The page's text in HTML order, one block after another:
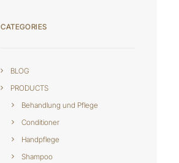
CATEGORIES
BLOG
PRODUCTS
Behandlung und Pflege
Conditioner
Handpflege
Shampoo